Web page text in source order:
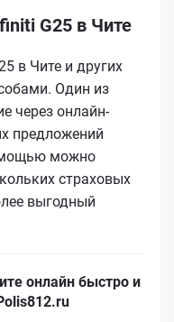
G25 в Чите
в Чите и других
Один из
через онлайн-
предложений
можно
страховых
выгодный
онлайн быстро и